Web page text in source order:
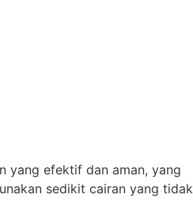
yang efektif dan aman, yang
sedikit cairan yang tidak